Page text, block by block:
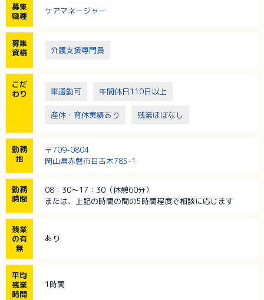
募集
職種
ケアマネージャー
募集
資格
介護支援専門員
こだ
わり
車通勤可 年間休日110日以上
産休・育休実績あり 残業ほぼなし
勤務
地
〒709-0804
岡山県赤磐市日古木785-1
勤務
時間
08：30～17：30（休憩60分）
または、上記の時間の間の5時間程度で相談に応じます
残業
の有
無
あり
平均
残業
時間
1時間